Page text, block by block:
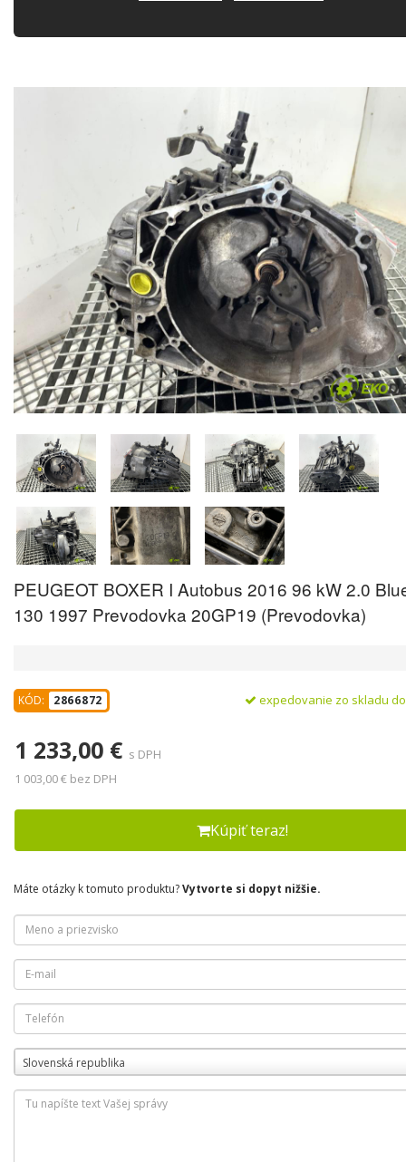
PEUGEOT BOXER I Autobus 2016 96 kW 2.0
130 1997 Prevodovka 20GP19 (Prevodovka)
KÓD: 2866872 expedovanie zo skladu
1 233,00 € s DPH
1 003,00 € bez DPH
Kúpiť teraz!
Máte otázky k tomuto produktu?Vytvorte si dopyt nižšie.
Slovenská republika